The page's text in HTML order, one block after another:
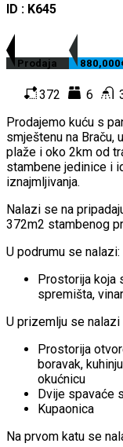
ID : K645
Prodaja
372 6
Prodajemo kuću s
smještenu na Braču,
plaže i oko 2km od
stambene jedinice i
iznajmljivanja.
Nalazi se na
372m2 stambenog
U podrumu se nalazi:
Prostorija koja
spremišta,
U prizemlju se
Prostorija
boravak,
okućnicu
Dvije spavaće
Kupaonica
Na prvom katu se